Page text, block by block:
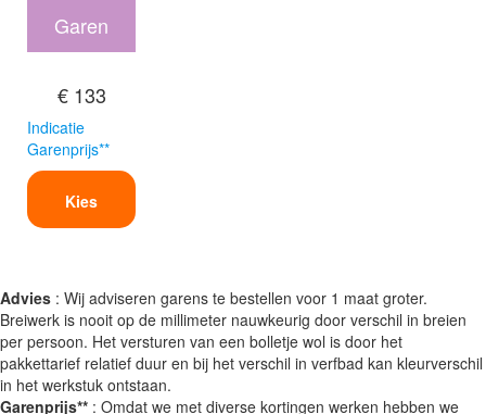
Garen
€ 133
Indicatie
Garenprijs**
Kies
Advies : Wij adviseren garens te bestellen voor 1 maat groter.
Breiwerk is nooit op de millimeter nauwkeurig door verschil in breien
per persoon. Het versturen van een bolletje wol is door het
pakkettarief relatief duur en bij het verschil in verfbad kan kleurverschil
in het werkstuk ontstaan.
Garenprijs** : Omdat we met diverse kortingen werken hebben we